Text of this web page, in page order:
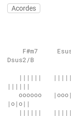
Acordes
Dsus2/B
||||||
|o|o||